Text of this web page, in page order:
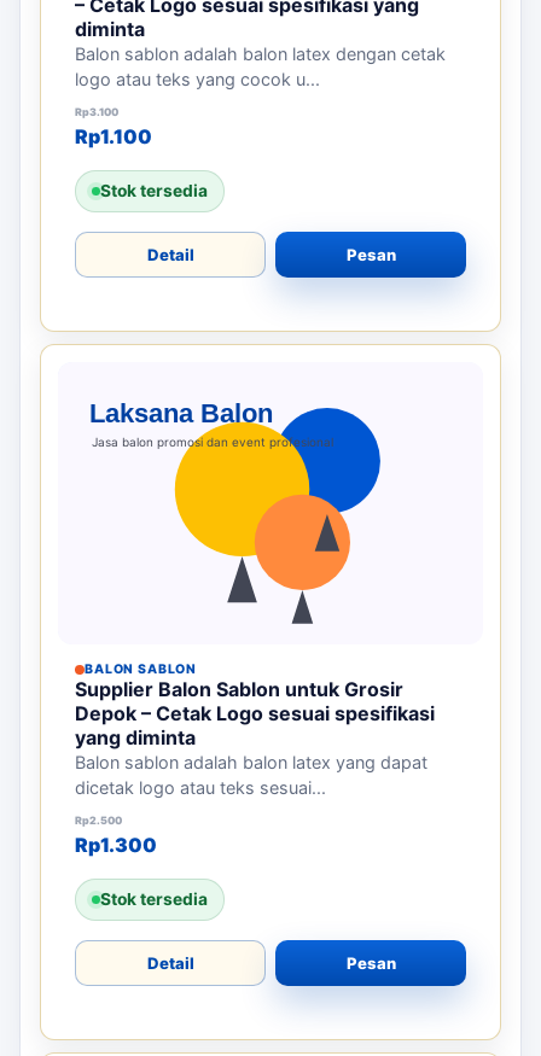
diminta
Balon sablon adalah balon latex dengan cetak
logo atau teks yang cocok u...
Rp3.100
Harga aslinya adalah: Rp3.100.
Rp1.100
Harga saat ini adalah: Rp1.100.
Stok tersedia
Detail Pesan
BALON SABLON
Supplier Balon Sablon untuk Grosir
Depok – Cetak Logo sesuai spesifikasi
yang diminta
Balon sablon adalah balon latex yang dapat
dicetak logo atau teks sesuai...
Rp2.500
Harga aslinya adalah: Rp2.500.
Rp1.300
Harga saat ini adalah: Rp1.300.
Stok tersedia
Detail Pesan